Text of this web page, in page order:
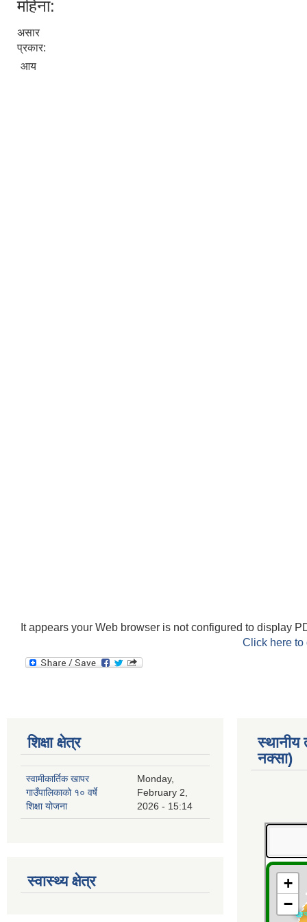
महिना:
असार
प्रकार:
आय
It appears your Web browser is not configured to display
Click here
शिक्षा क्षेत्र
स्वामीकार्तिक खापर
गाउँपालिकाको १० वर्षे
शिक्षा योजना
Monday,
February 2,
2026 - 15:14
स्वास्थ्य क्षेत्र
स्थानीय
नक्सा)